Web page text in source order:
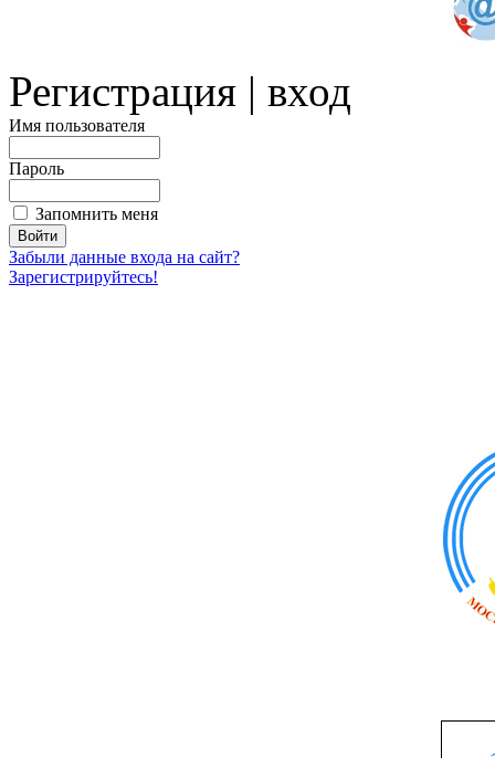
Регистрация | вход
Имя пользователя
Пароль
Запомнить меня
Забыли данные входа на сайт?
Зарегистрируйтесь!